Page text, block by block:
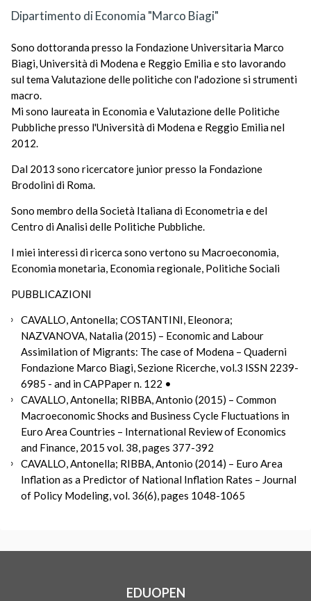
Dipartimento di Economia "Marco Biagi"
Sono dottoranda presso la Fondazione Universitaria Marco
Biagi, Università di Modena e Reggio Emilia e sto lavorando
sul tema Valutazione delle politiche con l'adozione si strumenti
macro.
Mi sono laureata in Economia e Valutazione delle Politiche
Pubbliche presso l'Università di Modena e Reggio Emilia nel
2012.
Dal 2013 sono ricercatore junior presso la Fondazione
Brodolini di Roma.
Sono membro della Società Italiana di Econometria e del
Centro di Analisi delle Politiche Pubbliche.
I miei interessi di ricerca sono vertono su Macroeconomia,
Economia monetaria, Economia regionale, Politiche Sociali
PUBBLICAZIONI
CAVALLO, Antonella; COSTANTINI, Eleonora;
NAZVANOVA, Natalia (2015) – Economic and Labour
Assimilation of Migrants: The case of Modena – Quaderni
Fondazione Marco Biagi, Sezione Ricerche, vol.3 ISSN 2239-
6985 - and in CAPPaper n. 122 •
CAVALLO, Antonella; RIBBA, Antonio (2015) – Common
Macroeconomic Shocks and Business Cycle Fluctuations in
Euro Area Countries – International Review of Economics
and Finance, 2015 vol. 38, pages 377-392
CAVALLO, Antonella; RIBBA, Antonio (2014) – Euro Area
Inflation as a Predictor of National Inflation Rates – Journal
of Policy Modeling, vol. 36(6), pages 1048-1065
EDUOPEN